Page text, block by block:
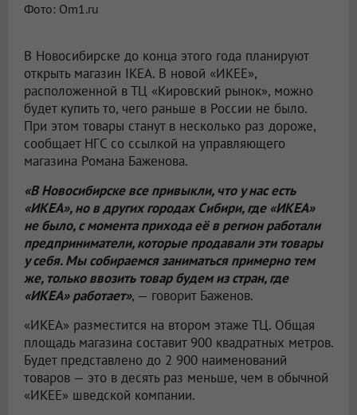
Фото: Om1.ru
В Новосибирске до конца этого года планируют
открыть магазин IKEA. В новой «ИКЕЕ»,
расположенной в ТЦ «Кировский рынок», можно
будет купить то, чего раньше в России не было.
При этом товары станут в несколько раз дороже,
сообщает НГС со ссылкой на управляющего
магазина Романа Баженова.
«В Новосибирске все привыкли, что у нас есть
«ИКЕА», но в других городах Сибири, где «ИКЕА»
не было, с момента прихода её в регион работали
предприниматели, которые продавали эти товары
у себя. Мы собираемся заниматься примерно тем
же, только ввозить товар будем из стран, где
«ИКЕА» работает», — говорит Баженов.
«ИКЕА» разместится на втором этаже ТЦ. Общая
площадь магазина составит 900 квадратных метров.
Будет представлено до 2 900 наименований
товаров — это в десять раз меньше, чем в обычной
«ИКЕЕ» шведской компании.